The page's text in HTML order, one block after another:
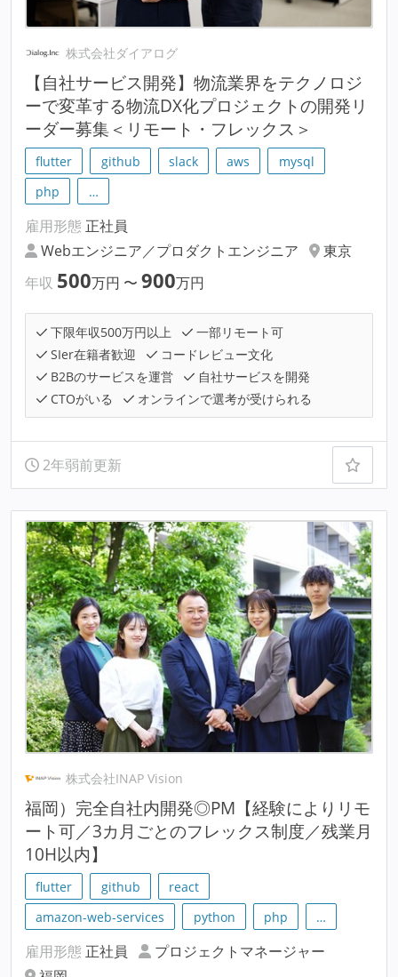
株式会社ダイアログ
【自社サービス開発】物流業界をテクノロジ
ーで変革する物流DX化プロジェクトの開発リ
ーダー募集＜リモート・フレックス＞
flutter github slack aws
mysql
php
…
雇用形態 正社員
Webエンジニア／プロダクトエンジニア
東京
年収 500万円 〜 900万円
下限年収500万円以上
一部リモート可
SIer在籍者歓迎
コードレビュー文化
B2Bのサービスを運営
自社サービスを開発
CTOがいる
オンラインで選考が受けられる
2年弱前更新
株式会社INAP Vision
福岡）完全自社内開発◎PM【経験によりリモ
ート可／3カ月ごとのフレックス制度／残業月
10H以内】
flutter github
react
amazon-web-services
python php …
雇用形態 正社員
プロジェクトマネージャー